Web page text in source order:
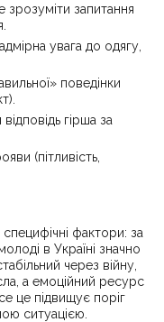
зрозуміти запитання
увага до одягу,
поведінки
гірша за
(пітливість,
фактори: за
в Україні значно
через війну,
а емоційний ресурс
це підвищує поріг
ситуацією.